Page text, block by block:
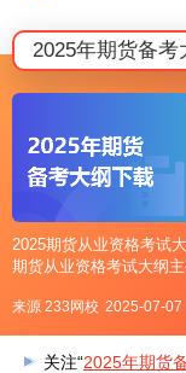
2025年期货备考
2025期货从业资格考试
期货从业资格考试大纲
期货考试大纲可点击下文
来源 233网校 2025-07-07
关注“2025年期货